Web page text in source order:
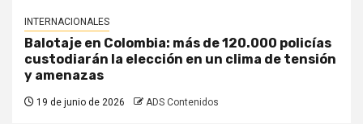
INTERNACIONALES
Balotaje en Colombia: más de 120.000 policías
custodiarán la elección en un clima de tensión
y amenazas
19 de junio de 2026 ADS Contenidos